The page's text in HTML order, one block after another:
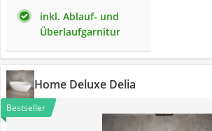
inkl. Ablauf- und
Überlaufgarnitur
Home Deluxe Delia
Bestseller